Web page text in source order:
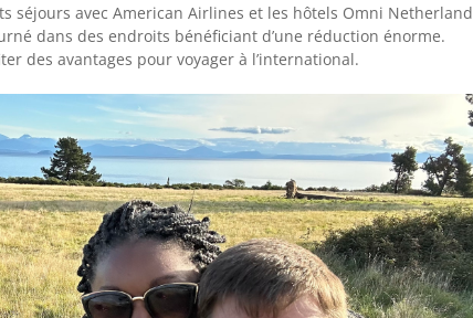
séjours avec American Airlines et les hôtels Omni Netherland
dans des endroits bénéficiant d’une réduction énorme.
des avantages pour voyager à l’international.